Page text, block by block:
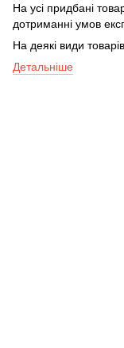
На усі придбані
дотриманні умов
На деякі види
Детальніше